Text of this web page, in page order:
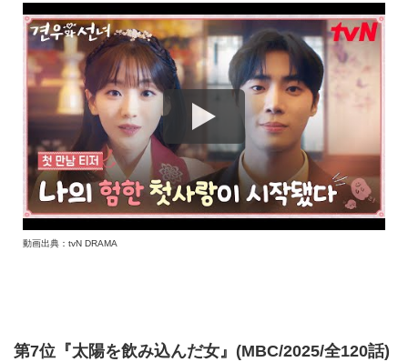
動画出典：tvN DRAMA
第7位『太陽を飲み込んだ女』(MBC/2025/全120話)